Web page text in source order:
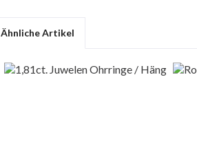
Ähnliche Artikel